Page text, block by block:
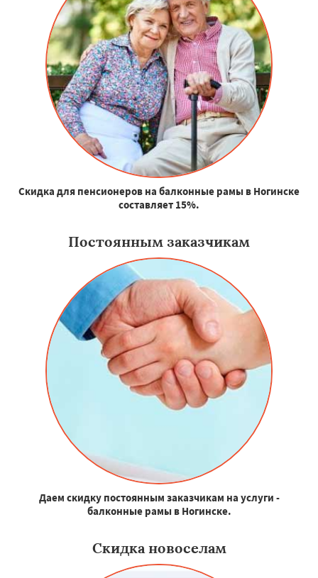
Скидка для пенсионеров на балконные рамы в Ногинске
составляет 15%.
Постоянным заказчикам
Даем скидку постоянным заказчикам на услуги -
балконные рамы в Ногинске.
Скидка новоселам